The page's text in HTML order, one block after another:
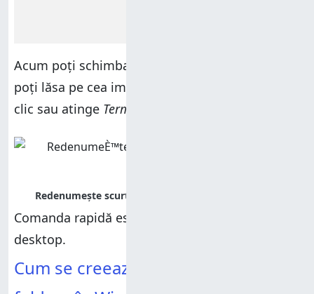
Acum poți schimba denumirea scurtăturii sau o
poți lăsa pe cea implicită. Când ai terminat, dă
clic sau atinge Terminare
Comanda rapidă este acum disponibilă pe
desktop.
Cum se creează scurtături către